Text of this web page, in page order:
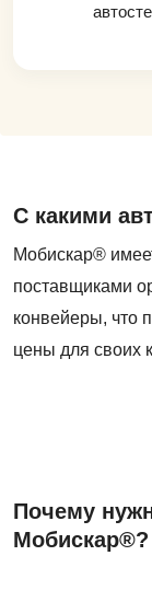
С какими
Мобискар®
поставщиками
конвейеры, что
цены для своих
Почему
Мобискар®?